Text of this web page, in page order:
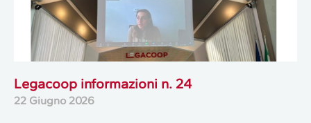
Legacoop informazioni n. 24
22 Giugno 2026